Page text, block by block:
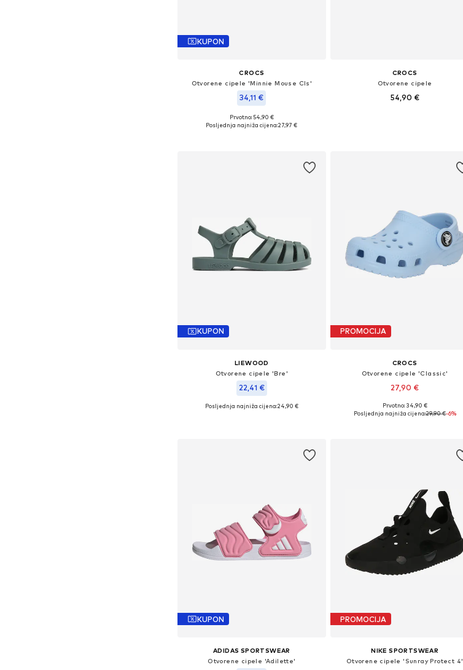
KUPON
CROCS
Otvorene cipele 'Minnie Mouse Cls'
34,11 €
Dostupno u više veličina
Prvotno: 54,90 €
Posljednja najniža cijena:27,97 €
CROCS
Otvorene cipele
54,90 €
KUPON
LIEWOOD
Otvorene cipele 'Bre'
22,41 €
+1
Dostupno u više veličina
Posljednja najniža cijena:24,90 €
PROMOCIJA
CROCS
Otvorene cipele 'Classic'
27,90 €
+20
Dostupno u više veličina
Prvotno: 34,90 €
Posljednja najniža cijena:29,90 €-6%
KUPON
ADIDAS SPORTSWEAR
Otvorene cipele 'Adilette'
PROMOCIJA
NIKE SPORTSWEAR
Otvorene cipele 'Sunray Protect 4'